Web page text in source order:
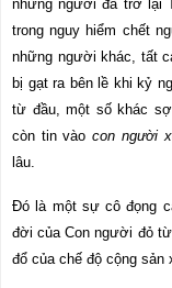
những người đã trở lại
trong nguy hiểm chết
những người khác, tất
bị gạt ra bên lề khi kỷ
từ đầu, một số khác
còn tin vàocon người
lâu.
Đó là một sự cô đọng
đời của Con người đỏ
đổ của chế độ cộng sản